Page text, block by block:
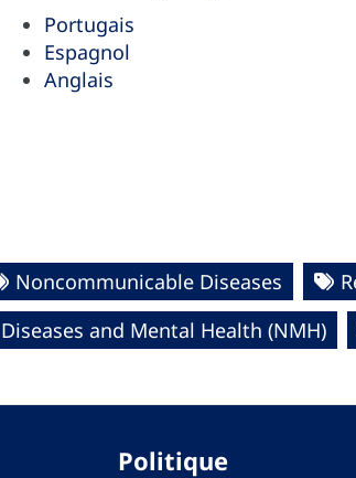
Portugais
Espagnol
Anglais
Noncommunicable Diseases
and Mental Health (NMH)
Politique